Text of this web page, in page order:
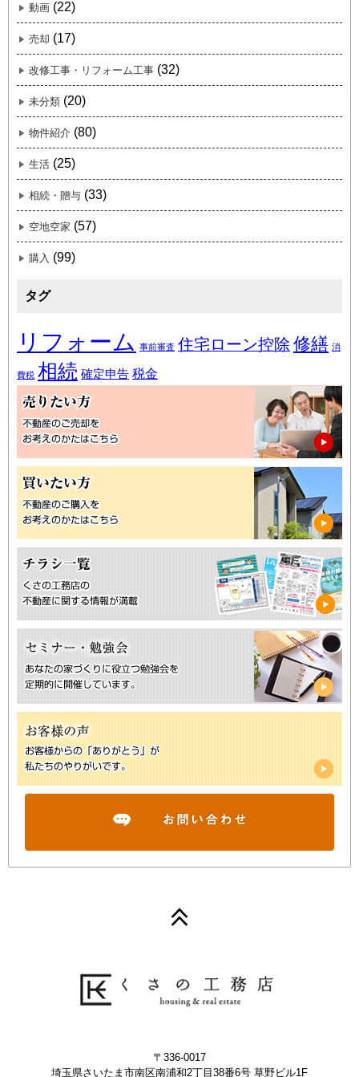
動画 (22)
売却 (17)
改修工事・リフォーム工事 (32)
未分類 (20)
物件紹介 (80)
生活 (25)
相続・贈与 (33)
空地空家 (57)
購入 (99)
タグ
リフォーム 事前審査 住宅ローン控除 修繕 消
費税 相続 確定申告 税金
〒336-0017
埼玉県さいたま市南区南浦和2丁目38番6号 草野ビル1F